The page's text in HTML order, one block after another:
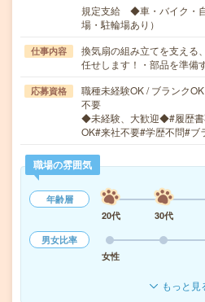
規定支給 ◆車・バイク・
場・駐輪場あり）
仕事内容
換気扇の組み立てを支える
任せします！・部品を準
応募資格
職種未経験OK / ブランク
不要
◆未経験、大歓迎◆#履歴書
OK#来社不要#学歴不問#
職場の雰囲気
年齢層
20代
30代
男女比率
女性
もっと見